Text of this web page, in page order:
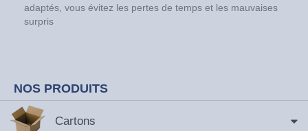
adaptés, vous évitez les pertes de temps et les mauvaises
surpris
NOS PRODUITS
Cartons